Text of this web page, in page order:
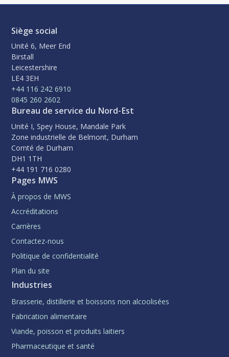
Siège social
Unité 6, Meer End
Birstall
Leicestershire
LE4 3EH
+44 116 242 6910
0845 260 2602
Bureau de service du Nord-Est
Unité I, Spey House, Mandale Park
Zone industrielle de Belmont, Durham
Comté de Durham
DH1 1TH
+44 191 716 0280
Pages MWS
À propos de MWS
Accréditations
Carrières
Contactez-nous
Politique de confidentialité
Plan du site
Industries
Brasserie, distillerie et boissons non alcoolisées
Fabrication alimentaire
Viande, poisson et produits laitiers
Pharmaceutique et santé